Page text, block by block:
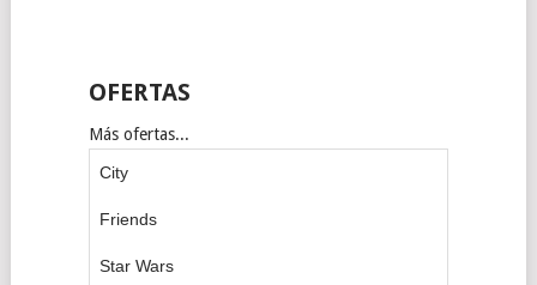
OFERTAS
Más ofertas...
City
Friends
Star Wars